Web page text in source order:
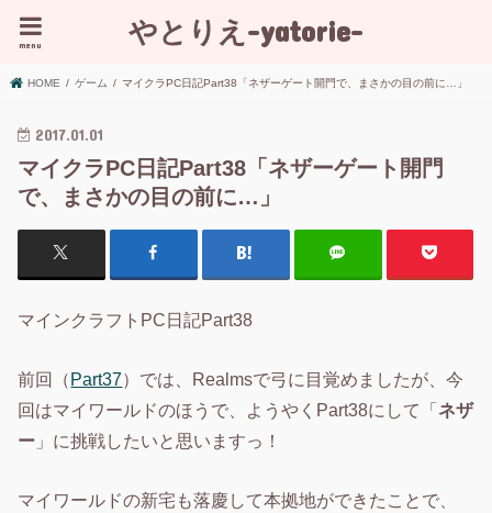
やとりえ-yatorie-
menu
HOME ゲーム マイクラPC日記Part38「ネザーゲート開門で、まさかの目の前に…」
2017.01.01
マイクラPC日記Part38「ネザーゲート開門
で、まさかの目の前に…」
マインクラフトPC日記Part38
前回（Part37）では、Realmsで弓に目覚めましたが、今
回はマイワールドのほうで、ようやくPart38にして「ネザ
ー 」に挑戦したいと思いますっ！
マイワールドの新宅も落慶して本拠地ができたことで、